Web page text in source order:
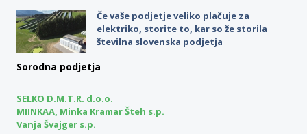
Če vaše podjetje veliko plačuje za
elektriko, storite to, kar so že storila
številna slovenska podjetja
Sorodna podjetja
SELKO D.M.T.R. d.o.o.
MIINKAA, Minka Kramar Šteh s.p.
Vanja Švajger s.p.